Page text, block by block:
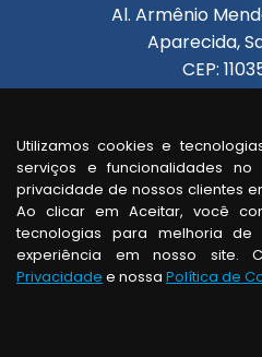
Utilizamos cookies e
serviços e funcionalidades
privacidade de nossos clientes
Ao clicar em Aceitar, você
tecnologias para melhoria
experiência em nosso site.
Privacidade e nossa Política de
Al. Armênio
Aparecida,
CEP:
Visita de um
somente com
© copyright - todos os